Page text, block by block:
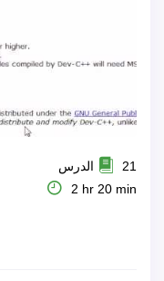
21 الدرس
2 hr 20 min